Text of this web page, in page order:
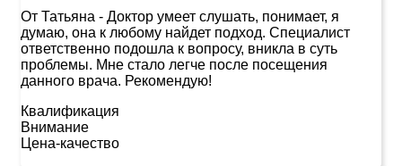
От Татьяна - Доктор умеет слушать, понимает, я
думаю, она к любому найдет подход. Специалист
ответственно подошла к вопросу, вникла в суть
проблемы. Мне стало легче после посещения
данного врача. Рекомендую!
Квалификация
Внимание
Цена-качество